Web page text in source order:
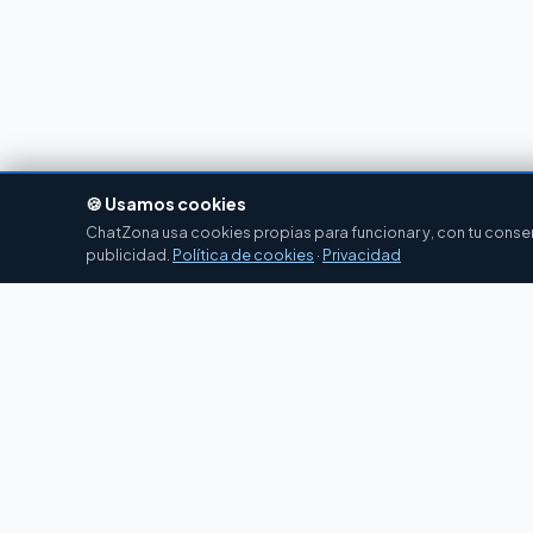
🍪 Usamos cookies
ChatZona usa cookies propias para funcionar y, con tu
publicidad. Política de cookies · Privacidad